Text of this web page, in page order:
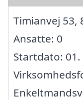
Timianvej 53,
Ansatte: 0
Startdato: